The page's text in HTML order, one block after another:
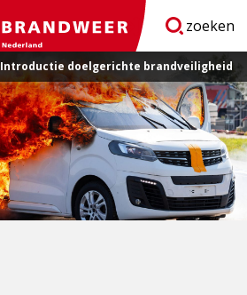
BrandweerNederland.nl
zoeken
Introductie doelgerichte brandveiligheid